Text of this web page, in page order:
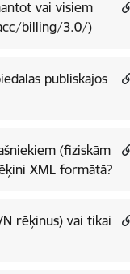
vai visiem
billing/3.0/)
publiskajos
(fiziskām
XML formātā?
rēķinus) vai tikai